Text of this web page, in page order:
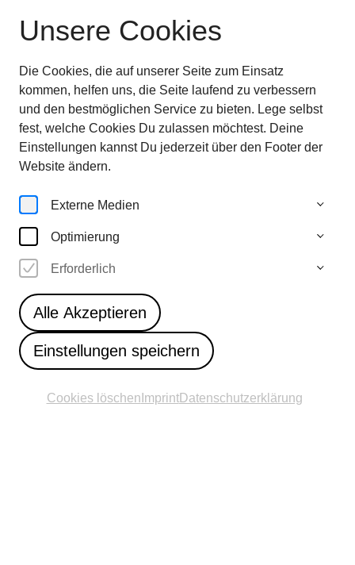
Unsere Cookies
Die Cookies, die auf unserer Seite zum Einsatz
kommen, helfen uns, die Seite laufend zu verbessern
und den bestmöglichen Service zu bieten. Lege selbst
fest, welche Cookies Du zulassen möchtest. Deine
Einstellungen kannst Du jederzeit über den Footer der
Website ändern.
Externe Medien
Optimierung
Erforderlich
Alle Akzeptieren
Einstellungen speichern
Cookies löschen ImprintDatenschutzerklärung
Ausstellung beendet entdecken sie jetzt
Highlights im Überblick
28.6.—
5.10.25